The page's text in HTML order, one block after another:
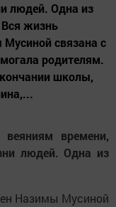
людей. Одна из
жизнь
связана с
родителям.
школы,
времени,
людей. Одна из
Назимы Мусиной